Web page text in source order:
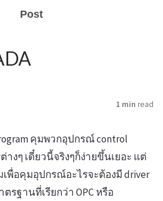
Post
1 min read
คุมพวกอุปกรณ์ control
างๆ เดี๋ยวนี้จริงๆก็ง่ายขึ้นเยอะ แต่
พื่อคุมอุปกรณ์อะไรจะต้องมี driver
รฐานที่เรียกว่า OPC หรือ